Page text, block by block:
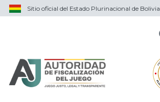
Sitio oficial del Estado Plurinacional de Bolivia